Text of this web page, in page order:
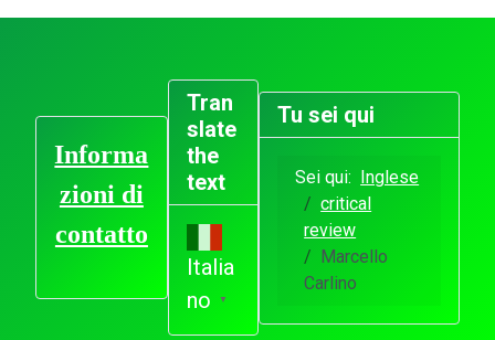
Informa
zioni di
contatto
Tran
slate
the
text
Italia
no
▼
Tu sei qui
Sei qui: Inglese
critical
review
Marcello
Carlino